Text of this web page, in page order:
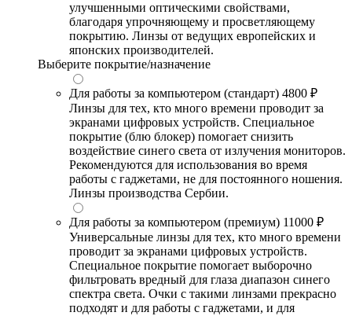
улучшенными оптическими свойствами,
благодаря упрочняющему и просветляющему
покрытию. Линзы от ведущих европейских и
японских производителей.
Выберите покрытие/назначение
Для работы за компьютером (стандарт) 4800 ₽
Линзы для тех, кто много времени проводит за
экранами цифровых устройств. Специальное
покрытие (блю блокер) помогает снизить
воздействие синего света от излучения мониторов.
Рекомендуются для использования во время
работы с гаджетами, не для постоянного ношения.
Линзы производства Сербии.
Для работы за компьютером (премиум) 11000 ₽
Универсальные линзы для тех, кто много времени
проводит за экранами цифровых устройств.
Специальное покрытие помогает выборочно
фильтровать вредный для глаза диапазон синего
спектра света. Очки с такими линзами прекрасно
подходят и для работы с гаджетами, и для